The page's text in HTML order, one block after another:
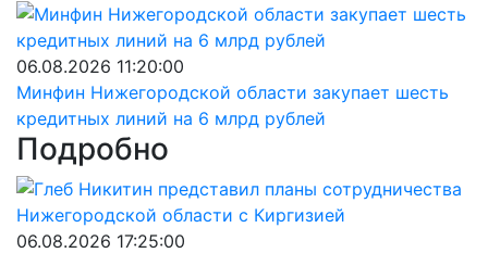
06.08.2026 11:20:00
Минфин Нижегородской области закупает шесть
кредитных линий на 6 млрд рублей
Подробно
06.08.2026 17:25:00